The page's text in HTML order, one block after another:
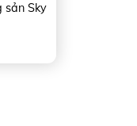
sản Sky